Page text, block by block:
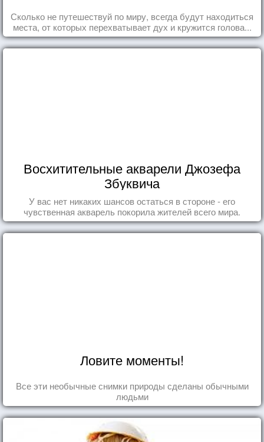
Сколько не путешествуй по миру, всегда будут находиться
места, от которых перехватывает дух и кружится голова...
Восхитительные акварели Джозефа
Збуквича
У вас нет никаких шансов остаться в стороне - его
чувственная акварель покорила жителей всего мира.
Ловите моменты!
Все эти необычные снимки природы сделаны обычными
людьми